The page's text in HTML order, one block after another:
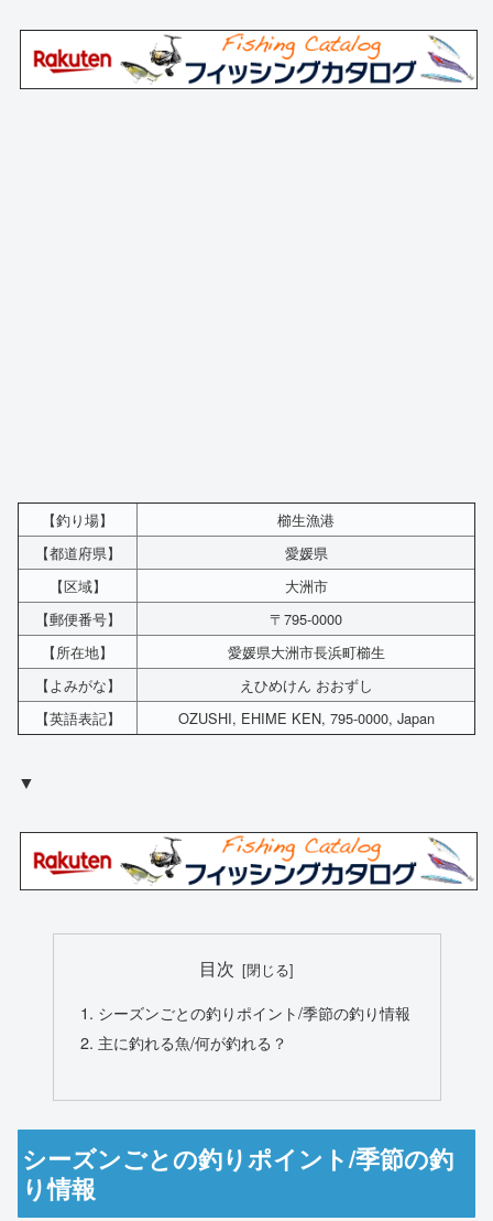
【釣り場】
櫛生漁港
【都道府県】
愛媛県
【区域】
大洲市
【郵便番号】
〒795-0000
【所在地】
愛媛県大洲市長浜町櫛生
【よみがな】
えひめけん おおずし
【英語表記】
OZUSHI, EHIME KEN, 795-0000, Japan
▼
目次
シーズンごとの釣りポイント/季節の釣り情報
主に釣れる魚/何が釣れる？
シーズンごとの釣りポイント/季節の釣
り情報